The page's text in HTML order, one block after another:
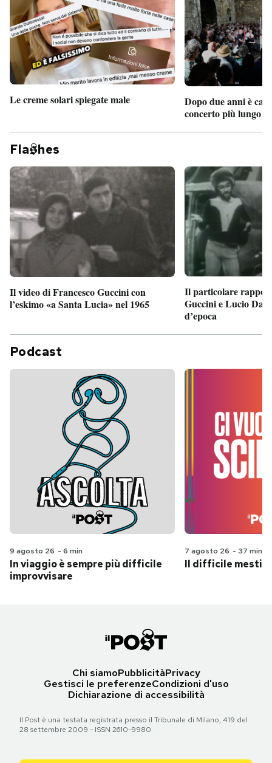
Le creme solari spiegate male
Dopo due anni è
concerto più lungo
Fla hes
Il video di Francesco Guccini con
l’eskimo «a Santa Lucia» nel 1965
Il particolare
Guccini e Lucio
d’epoca
Podcast
9 agosto 26 - 6 min
In viaggio è sempre più difficile
improvvisare
7 agosto 26 - 37 min
Il difficile
Chi siamoPubblicitàPrivacy
Gestisci le preferenzeCondizioni d'uso
Dichiarazione di accessibilità
Il Post è una testata registrata presso il Tribunale di Milano, 419 del
28 settembre 2009 - ISSN 2610-9980